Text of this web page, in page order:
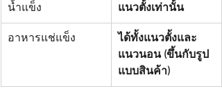
น้ำแข็ง แนวตั้งเท่านั้น
อาหารแช่แข็ง
ได้ทั้งแนวตั้งและ
แนวนอน (ขึ้นกับรูป
แบบสินค้า)